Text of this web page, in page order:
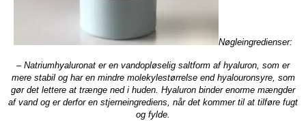
Nøgleingredienser:
– Natriumhyaluronat er en vandopløselig saltform af hyaluron, som er
mere stabil og har en mindre molekylestørrelse end hyalouronsyre, som
gør det lettere at trænge ned i huden. Hyaluron binder enorme mængder
af vand og er derfor en stjerneingrediens, når det kommer til at tilføre fugt
og fylde.